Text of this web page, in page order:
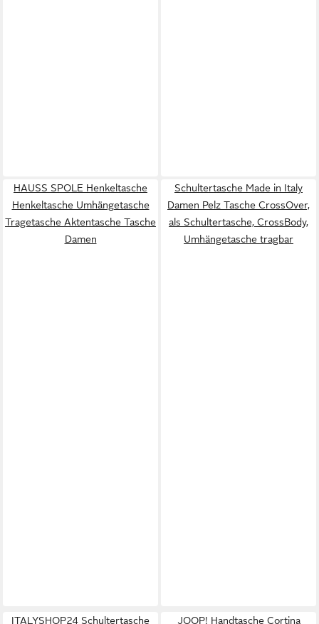
HAUSS SPOLE Henkeltasche
Henkeltasche Umhängetasche
Tragetasche Aktentasche Tasche
Damen
Schultertasche Made in Italy
Damen Pelz Tasche CrossOver,
als Schultertasche, CrossBody,
Umhängetasche tragbar
ITALYSHOP24 Schultertasche JOOP! Handtasche Cortina